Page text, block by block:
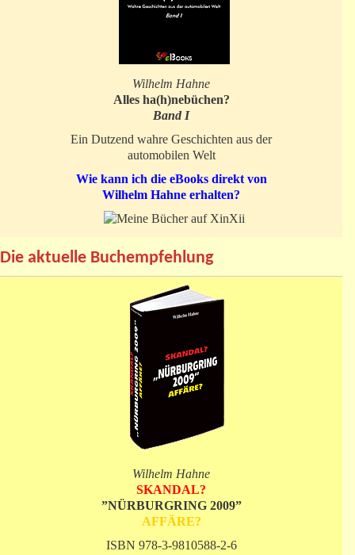
Wilhelm Hahne
Alles ha(h)nebüchen?
Band I
Ein Dutzend wahre Geschichten aus der
automobilen Welt
Wie kann ich die eBooks direkt von
Wilhelm Hahne erhalten?
Die aktuelle Buchempfehlung
Wilhelm Hahne
SKANDAL?
”NÜRBURGRING 2009”
AFFÄRE?
ISBN 978-3-9810588-2-6